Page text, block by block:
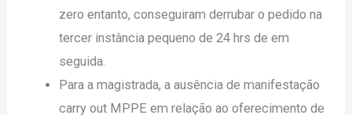
zero entanto, conseguiram derrubar o pedido na
tercer instância pequeno de 24 hrs de em
seguida.
Para a magistrada, a ausência de manifestação
carry out MPPE em relação ao oferecimento de